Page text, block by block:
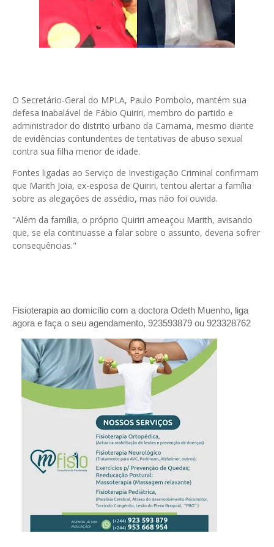
O Secretário-Geral do MPLA, Paulo Pombolo, mantém sua
defesa inabalável de Fábio Quiriri, membro do partido e
administrador do distrito urbano da Camama, mesmo diante
de evidências contundentes de tentativas de abuso sexual
contra sua filha menor de idade.
Fontes ligadas ao Serviço de Investigação Criminal confirmam
que Marith Joia, ex-esposa de Quiriri, tentou alertar a família
sobre as alegações de assédio, mas não foi ouvida.
"Além da família, o próprio Quiriri ameaçou Marith, avisando
que, se ela continuasse a falar sobre o assunto, deveria sofrer
consequências."
Fisioterapia ao domicílio com a doctora Odeth Muenho, liga
agora e faça o seu agendamento, 923593879 ou 923328762